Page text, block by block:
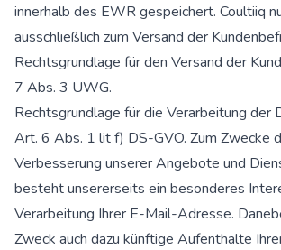
innerhalb des EWR gespeichert. Coultiiq
ausschließlich zum Versand der
Rechtsgrundlage für den Versand der
7 Abs. 3 UWG.
Rechtsgrundlage für die Verarbeitung der
Art. 6 Abs. 1 lit f) DS-GVO. Zum Zwecke
Verbesserung unserer Angebote und
besteht unsererseits ein besonderes
Verarbeitung Ihrer E-Mail-Adresse.
Zweck auch dazu künftige Aufenthalte